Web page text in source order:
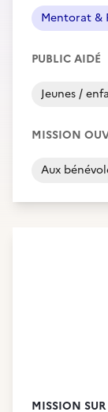
Mentorat &
PUBLIC AIDÉ
Jeunes /
MISSION
Aux
MISSION